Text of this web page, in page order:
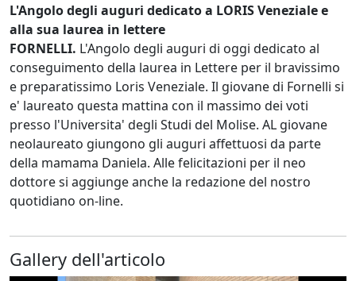
L'Angolo degli auguri dedicato a LORIS Veneziale e
alla sua laurea in lettere
FORNELLI. L'Angolo degli auguri di oggi dedicato al
conseguimento della laurea in Lettere per il bravissimo
e preparatissimo Loris Veneziale. Il giovane di Fornelli si
e' laureato questa mattina con il massimo dei voti
presso l'Universita' degli Studi del Molise. AL giovane
neolaureato giungono gli auguri affettuosi da parte
della mamama Daniela. Alle felicitazioni per il neo
dottore si aggiunge anche la redazione del nostro
quotidiano on-line.
Gallery dell'articolo